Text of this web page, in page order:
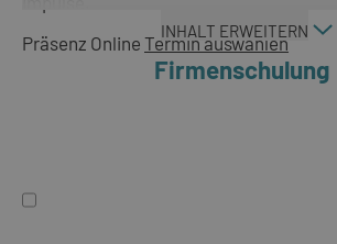
INHALT ERWEITERN
Präsenz Online Termin auswählen
Firmenschulung